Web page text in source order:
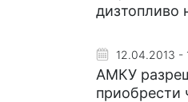
дизтопливо
12.04.2013 -
АМКУ
приобрести